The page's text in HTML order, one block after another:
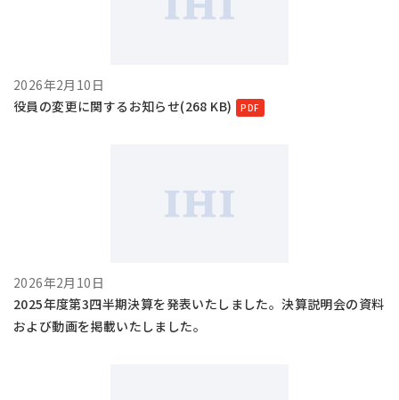
2026年2月10日
役員の変更に関するお知らせ(268 KB)
2026年2月10日
2025年度第3四半期決算を発表いたしました。決算説明会の資料
および動画を掲載いたしました。